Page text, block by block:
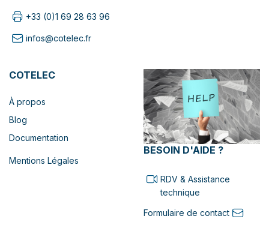
+33 (0)1 69 28 63 96
infos@cotelec.fr
COTELEC
À propos
Blog
Documentation
Mentions Légales
BESOIN D'AIDE ?
RDV & Assistance
technique
Formulaire de contact